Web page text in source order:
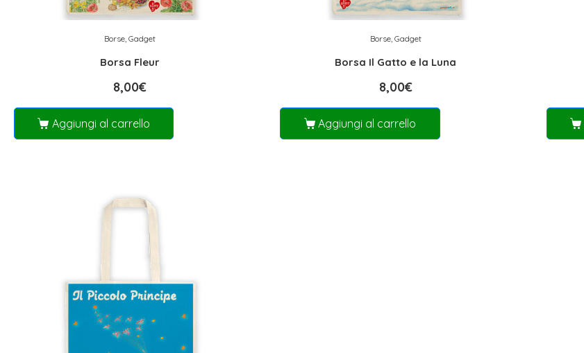
Borse, Gadget
Borsa Fleur
8,00€
Aggiungi al carrello
Borse, Gadget
Borsa Il Gatto e la Luna
8,00€
Aggiungi al carrello